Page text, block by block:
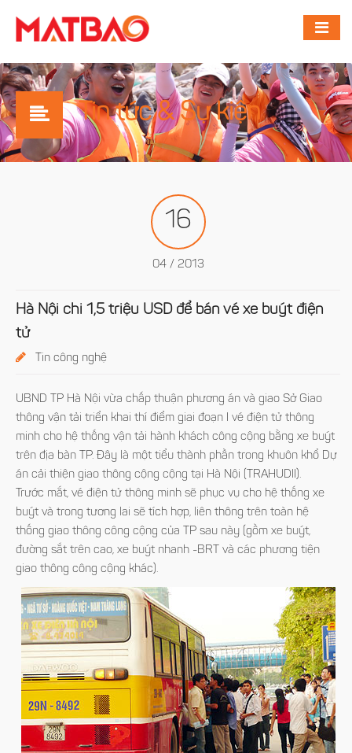
Tin tức & Sự kiện
16
04 / 2013
Hà Nội chi 1,5 triệu USD để bán vé xe buýt điện
tử
Tin công nghệ
UBND TP Hà Nội vừa chấp thuận phương án và giao Sở Giao
thông vận tải triển khai thí điểm giai đoạn I vé điện tử thông
minh cho hệ thống vận tải hành khách công cộng bằng xe buýt
trên địa bàn TP. Đây là một tiểu thành phần trong khuôn khổ Dự
án cải thiện giao thông cộng cộng tại Hà Nội (TRAHUDII).
Trước mắt, vé điện tử thông minh sẽ phục vụ cho hệ thống xe
buýt và trong tương lai sẽ tích hợp, liên thông trên toàn hệ
thống giao thông công cộng của TP sau này (gồm xe buýt,
đường sắt trên cao, xe buýt nhanh -BRT và các phương tiện
giao thông công cộng khác).